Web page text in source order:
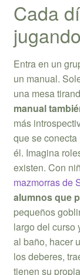
Cada
jugando
Entra en un
un manual.
una mesa
manual
más
que se
él. Imagina
existen. Con
mazmorras de
alumnos que
pequeños
largo del curso
al baño, hacer
los deberes,
tienen su propia